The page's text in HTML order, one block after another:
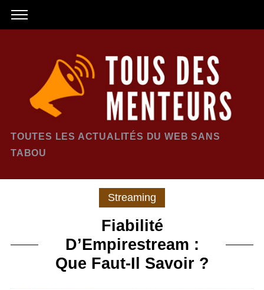
TOUTES LES ACTUALITÉS DU WEB SANS
TABOU
Streaming
Fiabilité
D’Empirestream :
Que Faut-Il Savoir ?